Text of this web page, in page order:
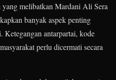
melibatkan Mardani Ali Sera
banyak aspek penting
Ketegangan antarpartai, kode
perlu dicermati secara